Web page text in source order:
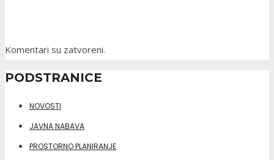
Komentari su zatvoreni.
PODSTRANICE
NOVOSTI
JAVNA NABAVA
PROSTORNO PLANIRANJE